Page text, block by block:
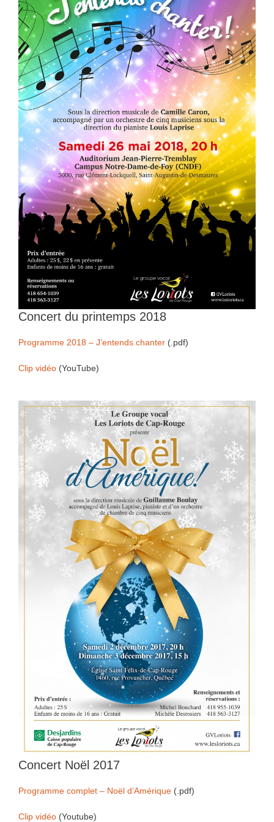
Concert du printemps 2018
Programme 2018 – J’entends chanter (.pdf)
Clip vidéo (YouTube)
Concert Noël 2017
Programme complet – Noël d’Amérique (.pdf)
Clip vidéo (Youtube)